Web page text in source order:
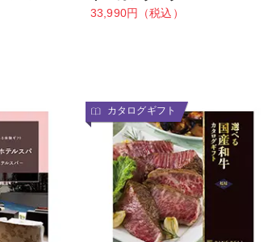
33,990円（税込）
カタログギフト